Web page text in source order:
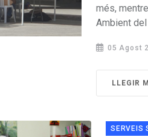
més,
Ambient del
05 Agost
LLEGIR
SERVEIS